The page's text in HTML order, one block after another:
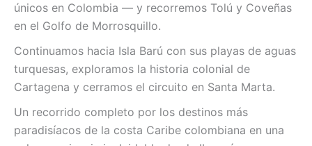
únicos en Colombia — y recorremos Tolú y Coveñas
en el Golfo de Morrosquillo.
Continuamos hacia Isla Barú con sus playas de aguas
turquesas, exploramos la historia colonial de
Cartagena y cerramos el circuito en Santa Marta.
Un recorrido completo por los destinos más
paradisíacos de la costa Caribe colombiana en una